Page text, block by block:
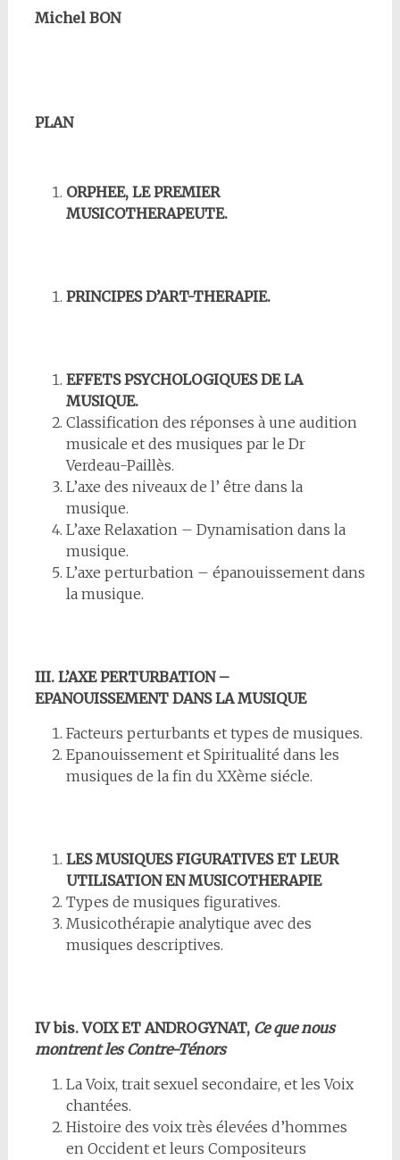
Michel BON
PLAN
ORPHEE, LE PREMIER
MUSICOTHERAPEUTE.
PRINCIPES D’ART-THERAPIE.
EFFETS PSYCHOLOGIQUES DE LA
MUSIQUE.
Classification des réponses à une audition
musicale et des musiques par le Dr
Verdeau-Paillès.
L’axe des niveaux de l’ être dans la
musique.
L’axe Relaxation – Dynamisation dans la
musique.
L’axe perturbation – épanouissement dans
la musique.
III. L’AXE PERTURBATION –
EPANOUISSEMENT DANS LA MUSIQUE
Facteurs perturbants et types de musiques.
Epanouissement et Spiritualité dans les
musiques de la fin du XXème siécle.
LES MUSIQUES FIGURATIVES ET LEUR
UTILISATION EN MUSICOTHERAPIE
Types de musiques figuratives.
Musicothérapie analytique avec des
musiques descriptives.
IV bis. VOIX ET ANDROGYNAT, Ce que nous
montrent les Contre-Ténors
La Voix, trait sexuel secondaire, et les Voix
chantées.
Histoire des voix très élevées d’hommes
en Occident et leurs Compositeurs